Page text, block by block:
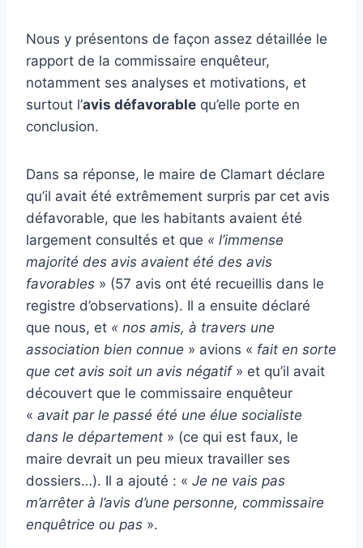
Nous y présentons de façon assez détaillée le
rapport de la commissaire enquêteur,
notamment ses analyses et motivations, et
surtout l’avis défavorable qu’elle porte en
conclusion.
Dans sa réponse, le maire de Clamart déclare
qu’il avait été extrêmement surpris par cet avis
défavorable, que les habitants avaient été
largement consultés et que « l’immense
majorité des avis avaient été des avis
favorables » (57 avis ont été recueillis dans le
registre d’observations). Il a ensuite déclaré
que nous, et « nos amis, à travers une
association bien connue » avions « fait en sorte
que cet avis soit un avis négatif » et qu’il avait
découvert que le commissaire enquêteur
« avait par le passé été une élue socialiste
dans le département » (ce qui est faux, le
maire devrait un peu mieux travailler ses
dossiers…). Il a ajouté : « Je ne vais pas
m’arrêter à l’avis d’une personne, commissaire
enquêtrice ou pas ».